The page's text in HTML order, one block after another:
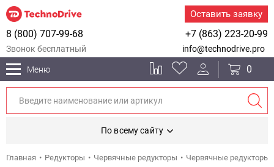
Оставить заявку
+7 (863) 223-20-99
8 (800) 707-99-68
Звонок бесплатный info@technodrive.pro
Меню 0
По всему сайту
Главная Редукторы Червячные редукторы Червячные редукторы